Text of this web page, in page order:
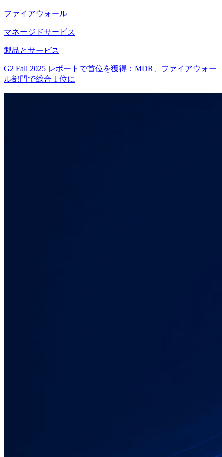
ファイアウォール
マネージドサービス
製品とサービス
G2 Fall 2025 レポートで首位を獲得：MDR、ファイアウォー
ル部門で総合 1 位に